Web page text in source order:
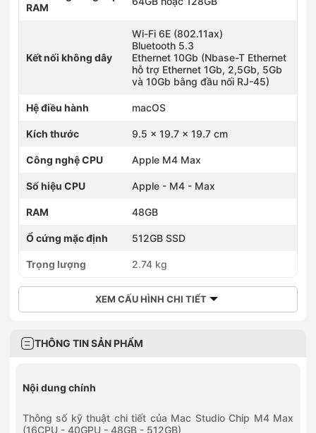
RAM
Kết nối không dây
Wi-Fi 6E (802.11ax)
Bluetooth 5.3
Ethernet 10Gb (Nbase-T Ethernet
hỗ trợ Ethernet 1Gb, 2,5Gb, 5Gb
và 10Gb bằng đầu nối RJ-45)
Hệ điều hành macOS
Kích thước 9.5 x 19.7 x 19.7 cm
Công nghệ CPU Apple M4 Max
Số hiệu CPU Apple - M4 - Max
RAM 48GB
Ổ cứng mặc định 512GB SSD
Trọng lượng 2.74 kg
XEM CẤU HÌNH CHI TIẾT
THÔNG TIN SẢN PHẨM
Nội dung chính
Thông số kỹ thuật chi tiết của Mac Studio Chip M4 Max
(16CPU - 40GPU - 48GB - 512GB)